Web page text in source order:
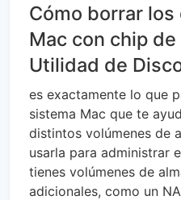
Cómo borrar
Mac con chip
Utilidad de
es exactamente lo que
sistema Mac que te
distintos volúmenes de
usarla para administrar
tienes volúmenes de
adicionales, como un